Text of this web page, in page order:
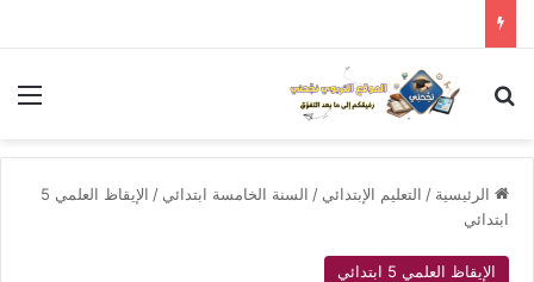
بحث عن
الرئيسية / التعليم الإبتدائي / السنة الخامسة ابتدائي /
الإيقاظ العلمي 5
ابتدائي
الإيقاظ العلمي 5 ابتدائي